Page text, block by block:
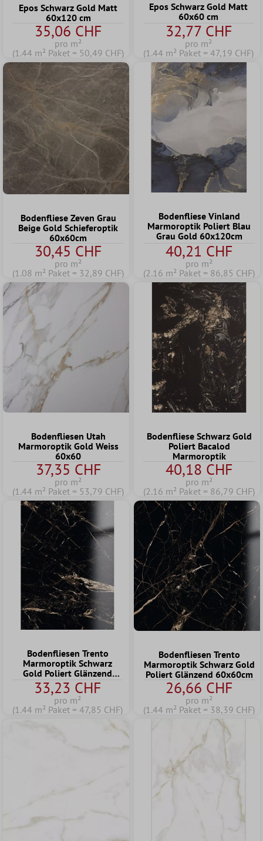
Epos Schwarz Gold Matt
60x120 cm
35,06 CHF
pro m²
(1.44 m² Paket = 50,49 CHF)
Epos Schwarz Gold Matt
60x60 cm
32,77 CHF
pro m²
(1.44 m² Paket = 47,19 CHF)
Bodenfliese Zeven Grau
Beige Gold Schieferoptik
60x60cm
30,45 CHF
pro m²
(1.08 m² Paket = 32,89 CHF)
Bodenfliese Vinland
Marmoroptik Poliert Blau
Grau Gold 60x120cm
40,21 CHF
pro m²
(2.16 m² Paket = 86,85 CHF)
Bodenfliesen Utah
Marmoroptik Gold Weiss
60x60
37,35 CHF
pro m²
(1.44 m² Paket = 53,79 CHF)
Bodenfliese Schwarz Gold
Poliert Bacalod
Marmoroptik
40,18 CHF
pro m²
(2.16 m² Paket = 86,79 CHF)
Bodenfliesen Trento
Marmoroptik Schwarz
Gold Poliert Glänzend
60x120cm
33,23 CHF
pro m²
(1.44 m² Paket = 47,85 CHF)
Bodenfliesen Trento
Marmoroptik Schwarz Gold
Poliert Glänzend 60x60cm
26,66 CHF
pro m²
(1.44 m² Paket = 38,39 CHF)